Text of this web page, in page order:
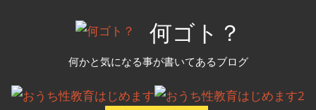
ツ
何ゴト？
何かと気になる事が書いてあるブログ